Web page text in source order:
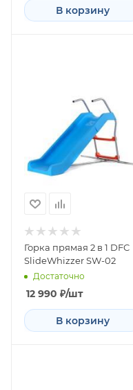
В корзину
Горка прямая 2 в 1 DFC
SlideWhizzer SW-02
Достаточно
12 990 ₽/шт
В корзину